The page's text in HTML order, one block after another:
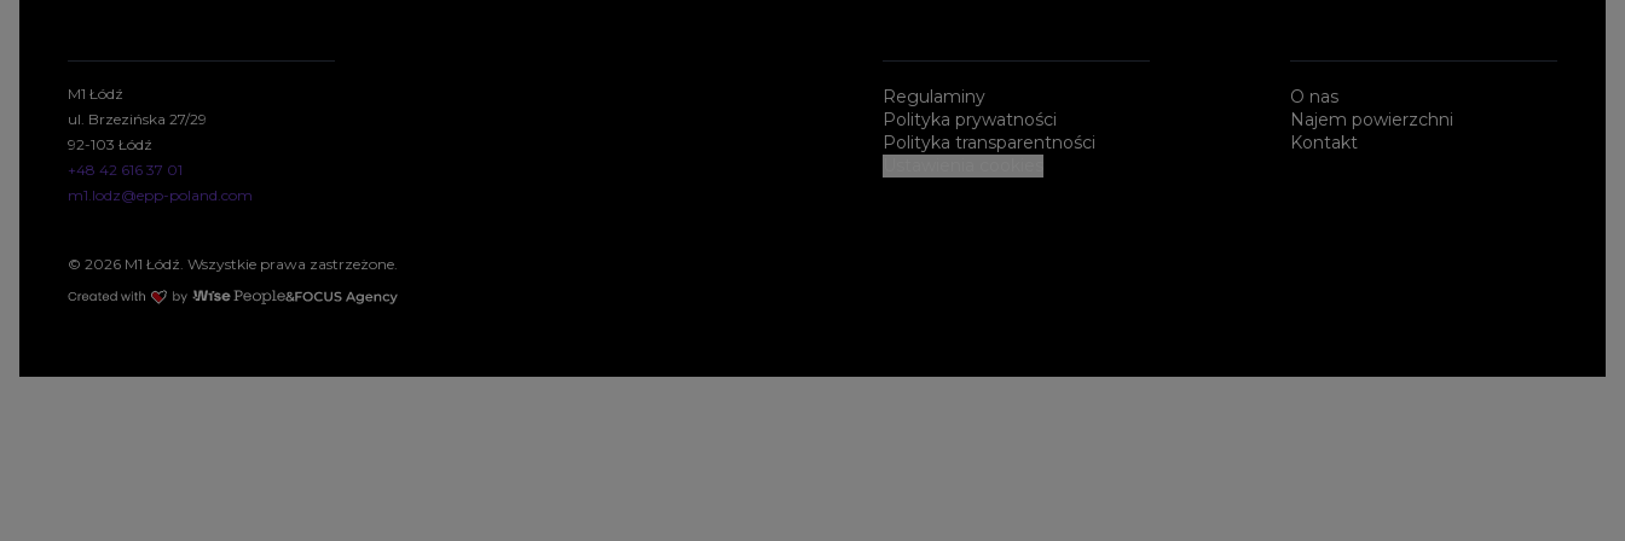
M1 Łódź
ul. Brzezińska 27/29
92-103 Łódź
+48 42 616 37 01
m1.lodz@epp-poland.com
Regulaminy
Polityka prywatności
Polityka transparentności
O nas
Najem powierzchni
Kontakt
© 2026 M1 Łódź. Wszystkie prawa zastrzeżone.